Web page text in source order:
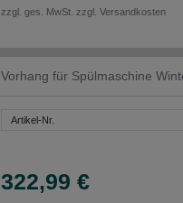
zzgl. ges. MwSt. zzgl. Versandkosten
Vorhang für Spülmaschine
Artikel-Nr.
322,99 €